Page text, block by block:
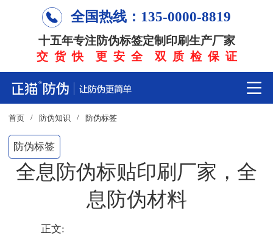
全国热线：135-0000-8819
十五年专注防伪标签定制印刷生产厂家
交 货 快 更 安 全 双 质 检 保 证
首页 / 防伪知识 / 防伪标签
防伪标签
全息防伪标贴印刷厂家，全
息防伪材料
正文: